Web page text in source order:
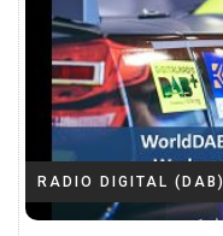
RADIO DIGITAL (DAB)